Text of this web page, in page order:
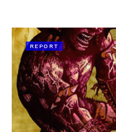
REPORT